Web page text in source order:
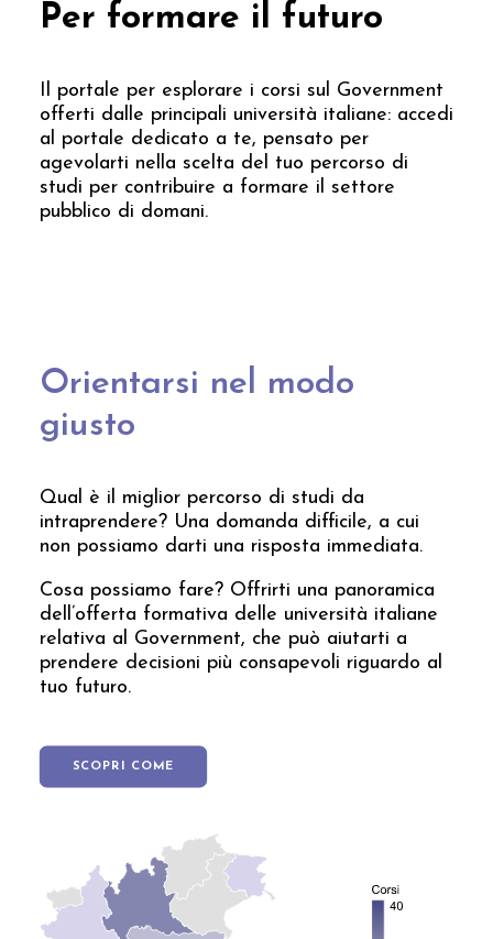
Per formare il futuro
Il portale per esplorare i corsi sul Government
offerti dalle principali università italiane: accedi
al portale dedicato a te, pensato per
agevolarti nella scelta del tuo percorso di
studi per contribuire a formare il settore
pubblico di domani.
Orientarsi nel modo
giusto
Qual è il miglior percorso di studi da
intraprendere? Una domanda difficile, a cui
non possiamo darti una risposta immediata.
Cosa possiamo fare? Offrirti una panoramica
dell’offerta formativa delle università italiane
relativa al Government, che può aiutarti a
prendere decisioni più consapevoli riguardo al
tuo futuro.
SCOPRI COME